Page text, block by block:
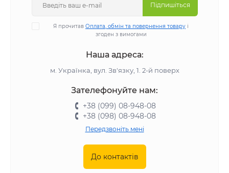
Підпишіться
Я прочитав Оплата, обмін та повернення товару і
згоден з вимогами
Наша адреса:
м. Українка, вул. Зв'язку, 1. 2-й поверх
Зателефонуйте нам:
+38 (099) 08-948-08
+38 (098) 08-948-08
Передзвоніть мені
До контактів